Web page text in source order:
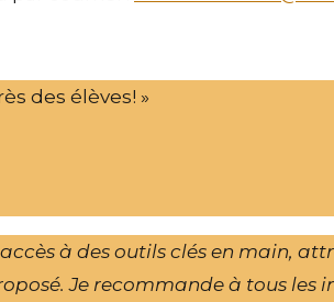
des élèves! »
à des outils clés en main,
Je recommande à tous les